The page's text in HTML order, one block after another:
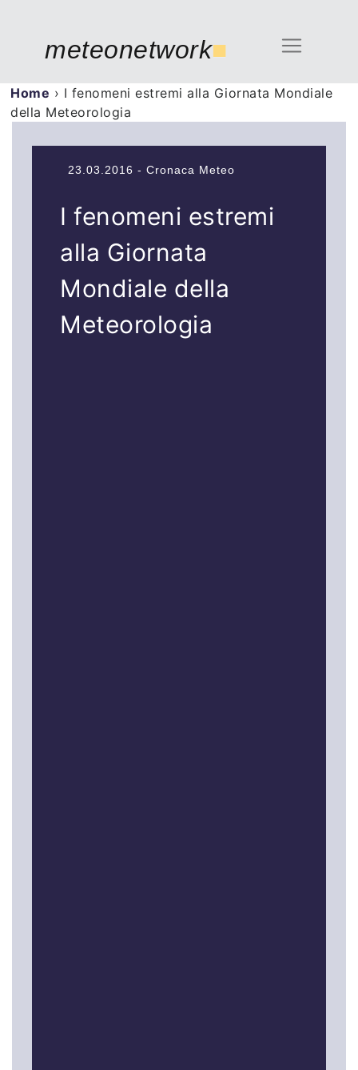
meteonetwork■
Home › I fenomeni estremi alla Giornata Mondiale
della Meteorologia
23.03.2016 - Cronaca Meteo
I fenomeni estremi
alla Giornata
Mondiale della
Meteorologia